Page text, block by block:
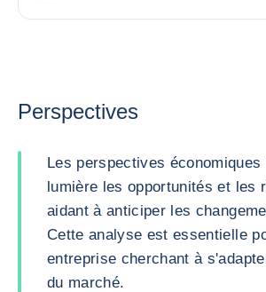
Perspectives
Les perspectives économiques
lumière les opportunités et les
aidant à anticiper les
Cette analyse est essentielle
entreprise cherchant à
du marché.